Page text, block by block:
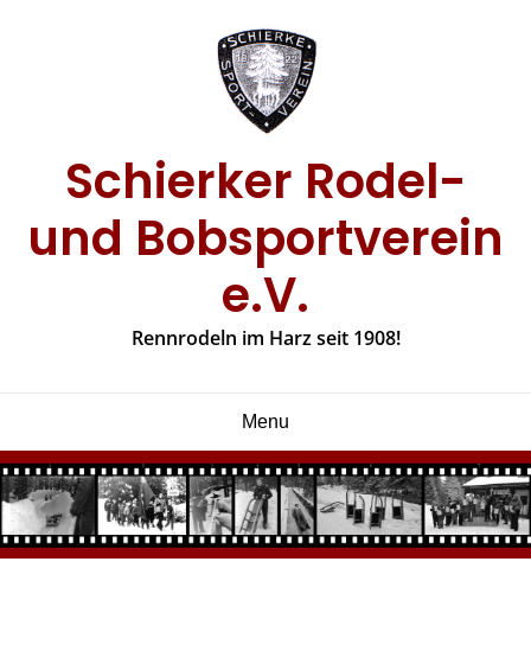
Schierker Rodel-
und Bobsportverein
e.V.
Rennrodeln im Harz seit 1908!
Menu